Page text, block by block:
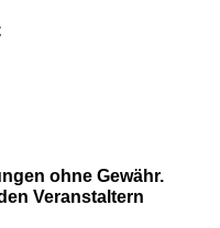
ohne Gewähr.
Veranstaltern